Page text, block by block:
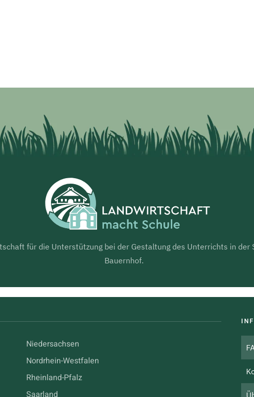
für die Unterstützung bei der Gestaltung des Unterrichts in
Bauernhof.
Niedersachsen
Nordrhein-Westfalen
Rheinland-Pfalz